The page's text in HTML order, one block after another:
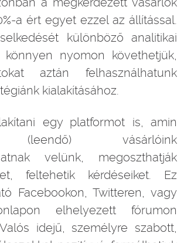
a ért egyet ezzel az állítással.
különböző analitikai
könnyen nyomon követhetjük,
aztán felhasználhatunk
kialakításához.
egy platformot is, amin
(leendő) vásárlóink
velünk, megoszthatják
feltehetik kérdéseiket. Ez
Facebookon, Twitteren, vagy
elhelyezett fórumon
idejű, személyre szabott,